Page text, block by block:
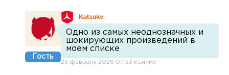
Гость
Katsuke
Одно из самых неоднозначных и
шокирующих произведений в
моем списке
25 февраля 2026 07:53 к аниме